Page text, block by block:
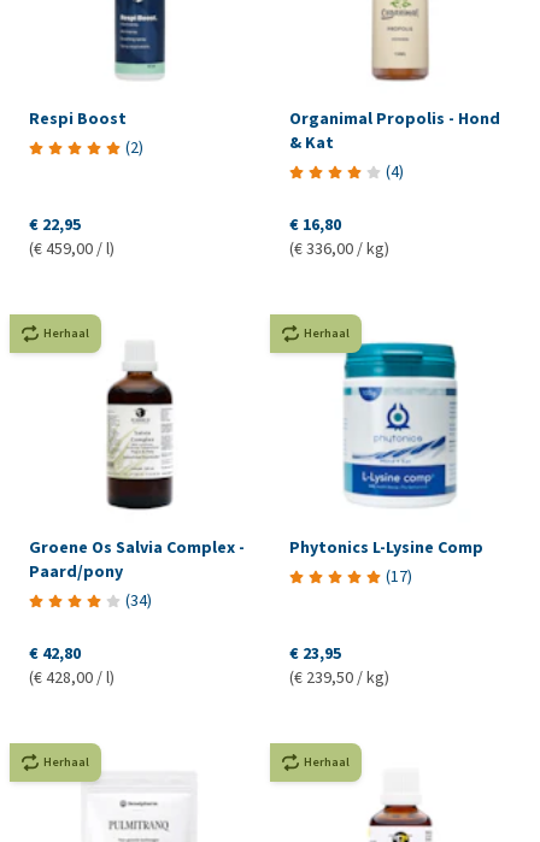
Respi Boost
(2)
€ 22,95
(€ 459,00 / l)
Organimal Propolis - Hond
& Kat
(4)
€ 16,80
(€ 336,00 / kg)
Herhaal
Groene Os Salvia Complex -
Paard/pony
(34)
€ 42,80
(€ 428,00 / l)
Herhaal
Phytonics L-Lysine Comp
(17)
€ 23,95
(€ 239,50 / kg)
Herhaal Herhaal